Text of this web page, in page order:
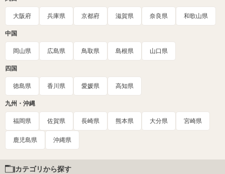
大阪府 兵庫県 京都府 滋賀県 奈良県 和歌山県
中国
岡山県 広島県 鳥取県 島根県 山口県
四国
徳島県 香川県 愛媛県 高知県
九州・沖縄
福岡県 佐賀県 長崎県 熊本県 大分県 宮崎県
鹿児島県 沖縄県
カテゴリから探す